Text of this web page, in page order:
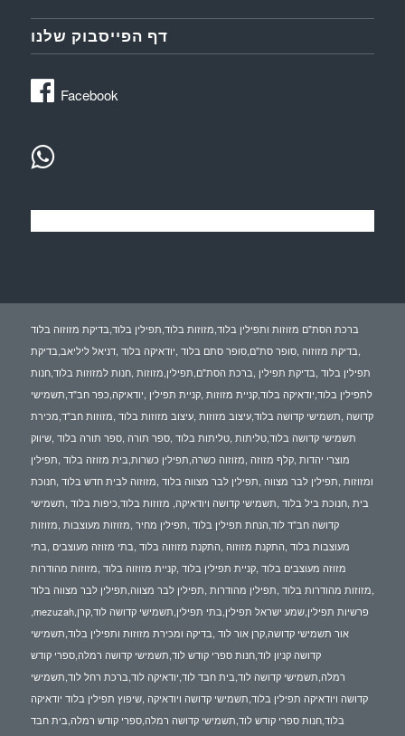
דף הפייסבוק שלנו
Facebook
ברכת הסת"ם מזוזות ותפילין בלוד,מזוזות בלוד,תפילין בלוד,בדיקת מזוזוה בלוד
,בדיקת מזוזוה ,סופר סת"ם,סופר סתם בלוד ,יודאיקה בלוד ,דניאל ליליאב,בדיקת
תפילין בלוד ,בדיקת תפילין ,ברכת הסת"ם,תפילין,מזוזות ,חנות למזוזות בלוד,חנות
לתפילין בלוד,יודאיקה בלוד,קניית מזוזות ,קניית תפילין ,יודאיקה,כפר חב"ד,תשמישי
קדושה ,תשמישי קדושה בלוד,עיצוב מזוזות ,עיצוב מזוזות בלוד ,מזוזות חב"ד,מכירת
תשמישי קדושה בלוד,טליתות ,טליתות בלוד ,ספר תורה ,ספר תורה בלוד ,שיווק
מוצרי יהדות ,קלף מזוזה ,מזוזוה כשרה,תפילין כשרות,בית מזוזה בלוד ,תפילין
ומזוזות ,תפילין לבר מצווה ,תפילין לבר מצווה בלוד ,מזוזוה לבית חדש בלוד ,חנוכת
בית ,חנוכת ביל בלוד ,תשמישי קדושה ויודאיקה, מזוזות בלוד,כיפות בלוד ,תשמישי
קדושה חב"ד לוד,הנחת תפילין בלוד ,תפילין מחיר ,מזוזות מעוצבות ,מזוזות
מעוצבות בלוד ,התקנת מזוזוה ,התקנת מזוזוה בלוד ,בתי מזוזה מעוצבים ,בתי
מזוזה מעוצבים בלוד ,קניית תפילין בלוד ,קניית מזוזוה בלוד ,מזוזות מהודרות
,מזוזות מהודרות בלוד ,תפילין מהודרות ,תפילין לבר מצווה,תפילין לבר מצווה בלוד
,mezuzah,פרשיות תפילין,שמע ישראל תפילין,בתי תפילין,תשמישי קדושה לוד,קרן
אור תשמישי קדושה,קרן אור לוד ,בדיקה ומכירת מזוזות ותפילין בלוד,תשמישי
קדושה קניון לוד,חנות ספרי קודש לוד,תשמישי קדושה רמלה,ספרי קודש
רמלה,תשמישי קדושה לוד,בית חבד לוד,יודאיקה לוד,ברכת רחל לוד,תשמישי
קדושה ויודאיקה תפילין בלוד,תשמישי קדושה ויודאיקה ,שיפוץ תפילין בלוד יודאיקה
בלוד,חנות ספרי קודש לוד,תשמישי קדושה רמלה,ספרי קודש רמלה,בית חבד